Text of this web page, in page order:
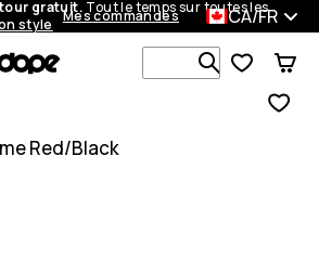
gratuit. Tout le temps sur toutes les
style Mes commandes CA/FR
Recherche
Red/Black